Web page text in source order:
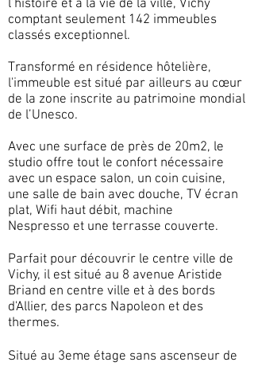
l’histoire et à la vie de la ville, Vichy
comptant seulement 142 immeubles
classés exceptionnel.
Transformé en résidence hôtelière,
l'immeuble est situé par ailleurs au cœur
de la zone inscrite au patrimoine mondial
de l’Unesco.
Avec une surface de près de 20m2, le
studio offre tout le confort nécessaire
avec un espace salon, un coin cuisine,
une salle de bain avec douche, TV écran
plat, Wifi haut débit, machine
Nespresso et une terrasse couverte.
Parfait pour découvrir le centre ville de
Vichy, il est situé au 8 avenue Aristide
Briand en centre ville et à des bords
d'Allier, des parcs Napoleon et des
thermes.
Situé au 3eme étage sans ascenseur de